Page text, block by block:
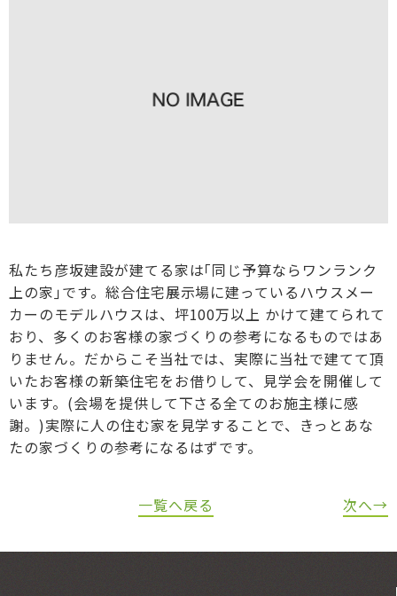
私たち彦坂建設が建てる家は｢同じ予算ならワンランク
上の家｣です。総合住宅展示場に建っているハウスメー
カーのモデルハウスは、坪100万以上 かけて建てられて
おり、多くのお客様の家づくりの参考になるものではあ
りません。だからこそ当社では、実際に当社で建てて頂
いたお客様の新築住宅をお借りして、見学会を開催して
います。(会場を提供して下さる全てのお施主様に感
謝。)実際に人の住む家を見学することで、きっとあな
たの家づくりの参考になるはずです。
一覧へ戻る 次へ→